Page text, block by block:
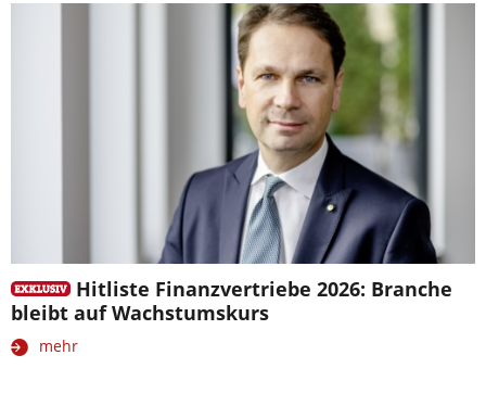
Hitliste Finanzvertriebe 2026: Branche
bleibt auf Wachstumskurs
mehr